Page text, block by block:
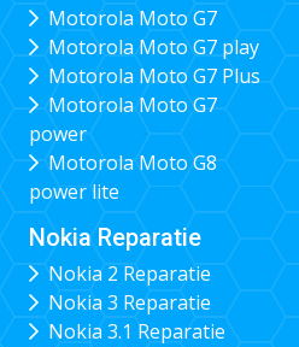
Motorola Moto G7
Motorola Moto G7 play
Motorola Moto G7 Plus
Motorola Moto G7
power
Motorola Moto G8
power lite
Nokia Reparatie
Nokia 2 Reparatie
Nokia 3 Reparatie
Nokia 3.1 Reparatie